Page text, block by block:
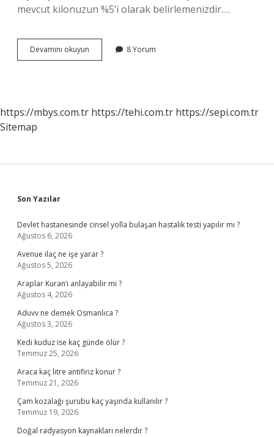
mevcut kilonuzun %5’i olarak belirlemenizdir.…
Devamını okuyun
Oruçla
Kilo
8 Yorum
https://mbys.com.tr https://tehi.com.tr https://sepi.com.tr
Sitemap
Sidebar
Son Yazılar
Devlet hastanesinde cinsel yolla bulaşan hastalık testi yapılır mı ?
Ağustos 6, 2026
Avenue ilaç ne işe yarar ?
Ağustos 5, 2026
Araplar Kuran’ı anlayabilir mi ?
Ağustos 4, 2026
Aduvv ne demek Osmanlıca ?
Ağustos 3, 2026
Kedi kuduz ise kaç günde ölür ?
Temmuz 25, 2026
Araca kaç litre antifiriz konur ?
Temmuz 21, 2026
Çam kozalağı şurubu kaç yaşında kullanılır ?
Temmuz 19, 2026
Doğal radyasyon kaynakları nelerdir ?